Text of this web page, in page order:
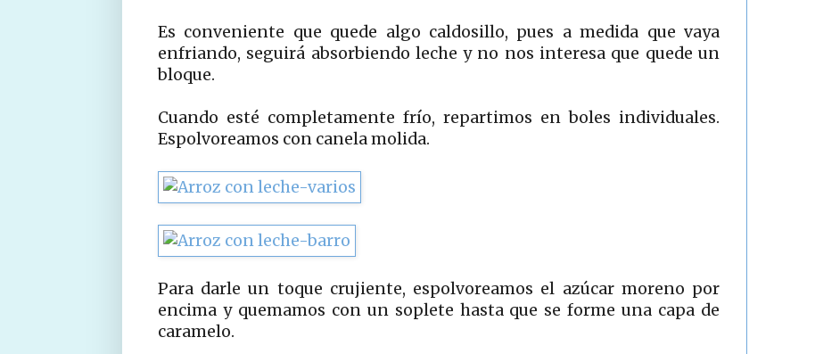
Es conveniente que quede algo caldosillo, pues a medida que vaya
enfriando, seguirá absorbiendo leche y no nos interesa que quede un
bloque.
Cuando esté completamente frío, repartimos en boles individuales.
Espolvoreamos con canela molida.
Para darle un toque crujiente, espolvoreamos el azúcar moreno por
encima y quemamos con un soplete hasta que se forme una capa de
caramelo.